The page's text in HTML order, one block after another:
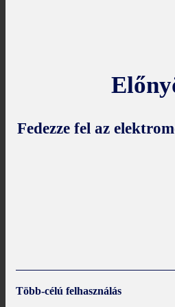
Fedezze fel az
Több-célú felhasználás